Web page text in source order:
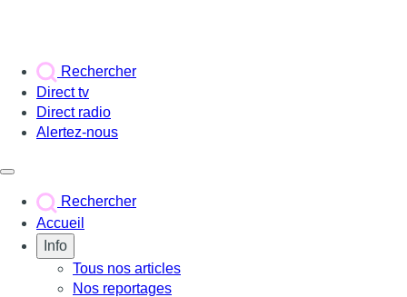
Rechercher
Direct tv
Direct radio
Alertez-nous
Rechercher
Accueil
Info
Tous nos articles
Nos reportages